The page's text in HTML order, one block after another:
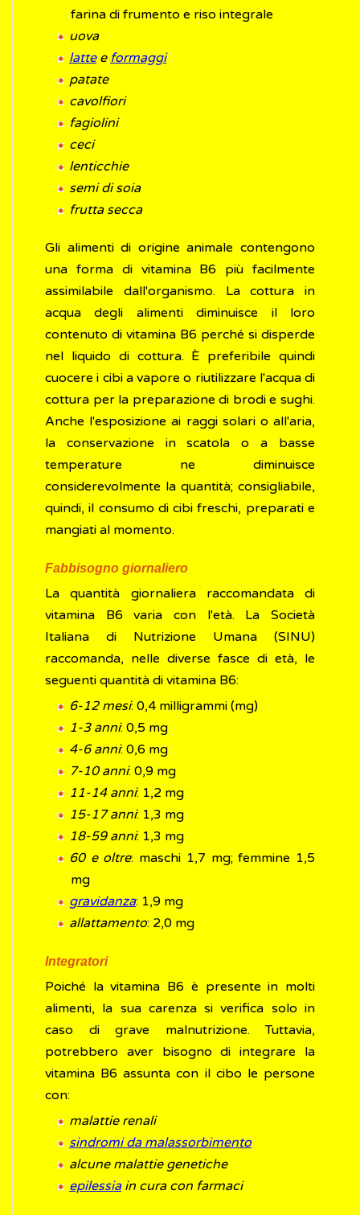
farina di frumento e riso integrale
uova
lattee formaggi
patate
cavolfiori
fagiolini
ceci
lenticchie
semi di soia
frutta secca
Gli alimenti di origine animale contengono
una forma di vitamina B6 più facilmente
assimilabile dall'organismo. La cottura in
acqua degli alimenti diminuisce il loro
contenuto di vitamina B6 perché si disperde
nel liquido di cottura. È preferibile quindi
cuocere i cibi a vapore o riutilizzare l'acqua di
cottura per la preparazione di brodi e sughi.
Anche l'esposizione ai raggi solari o all'aria,
la conservazione in scatola o a basse
temperature ne diminuisce
considerevolmente la quantità; consigliabile,
quindi, il consumo di cibi freschi, preparati e
mangiati al momento.
Fabbisogno giornaliero
La quantità giornaliera raccomandata di
vitamina B6 varia con l'età. La Società
Italiana di Nutrizione Umana (SINU)
raccomanda, nelle diverse fasce di età, le
seguenti quantità di vitamina B6:
6-12 mesi: 0,4 milligrammi (mg)
1-3 anni: 0,5 mg
4-6 anni: 0,6 mg
7-10 anni: 0,9 mg
11-14 anni: 1,2 mg
15-17 anni: 1,3 mg
18-59 anni: 1,3 mg
60 e oltre: maschi 1,7 mg; femmine 1,5
mg
gravidanza: 1,9 mg
allattamento: 2,0 mg
Integratori
Poiché la vitamina B6 è presente in molti
alimenti, la sua carenza si verifica solo in
caso di grave malnutrizione. Tuttavia,
potrebbero aver bisogno di integrare la
vitamina B6 assunta con il cibo le persone
con:
malattie renali
sindromi da malassorbimento
alcune malattie genetiche
epilessiain cura con farmaci